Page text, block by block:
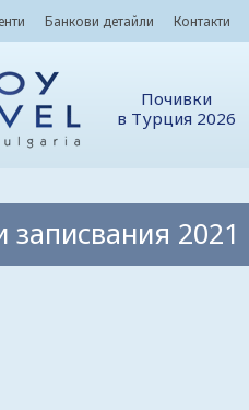
Банкови детайли Контакти
Почивки
в Турция 2026
записвания 2021